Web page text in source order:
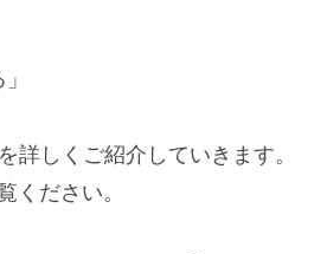
詳しくご紹介していきます。
ください。